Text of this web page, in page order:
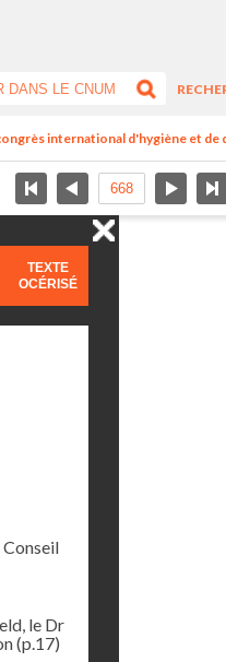
international d'hygiène et de
TEXTE
OCÉRISÉ
le Dr
(p.17)